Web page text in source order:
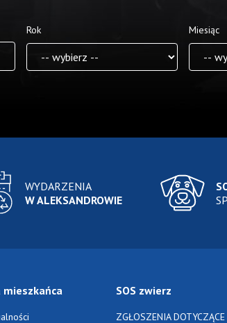
Rok Miesiąc
WYDARZENIA
W ALEKSANDROWIE
mieszkańca SOS zwierz
ZGŁOSZENIA DOTYCZĄCE